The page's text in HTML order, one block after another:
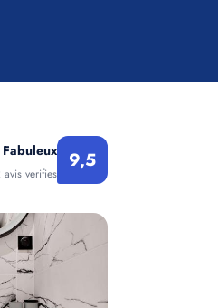
Fabuleux
avis verifies
9,5